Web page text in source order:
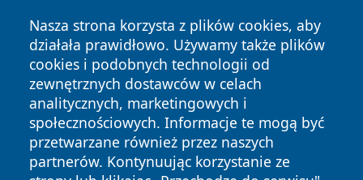
Nasza strona korzysta z plików cookies, aby
działała prawidłowo. Używamy także plików
cookies i podobnych technologii od
zewnętrznych dostawców w celach
analitycznych, marketingowych i
społecznościowych. Informacje te mogą być
przetwarzane również przez naszych
partnerów. Kontynuując korzystanie ze
Copyright © 2026 wiadomoscilublin.pl Wszystkie prawa
zastrzeżone.
News Autorzy
Polityka
Polityka